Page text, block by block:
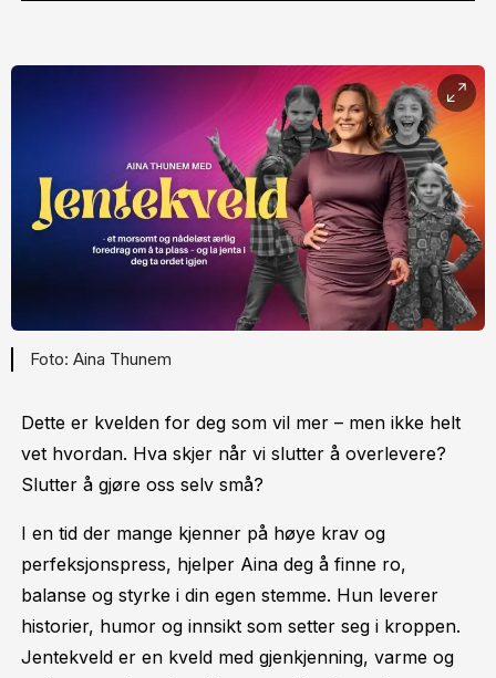
Aina Thunem
Dette er kvelden for deg som vil mer – men ikke helt
vet hvordan. Hva skjer når vi slutter å overlevere?
Slutter å gjøre oss selv små?
I en tid der mange kjenner på høye krav og
perfeksjonspress, hjelper Aina deg å finne ro,
balanse og styrke i din egen stemme. Hun leverer
historier, humor og innsikt som setter seg i kroppen.
Jentekveld er en kveld med gjenkjenning, varme og